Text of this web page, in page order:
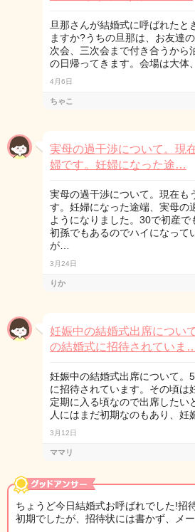
旦那さんが結婚式に呼ばれたと
ますか?うちの旦那は、お友達
次会、三次会まで付き合うから
の日帰ってきます。会場は大体
4月6日
ちゃこ
実母の過干渉について。現
婦です。妊婦になった途…
実母の過干渉について。現在も
す。妊婦になった途端、実母の
ようになりました。30で初産で
初孫でもあるのでハイになって
が…
3月24日
りか
妊娠中の結婚式出席につい
の結婚式に招待されていま
妊娠中の結婚式出席について。
に招待されています。その頃は
定期に入る頃なので出席したい
人にはまだ初期なのもあり、妊
3月12日
ママリ
ちょうど今日結婚式お呼ばれでした!招
初期でしたが、招待状には書かず、メ